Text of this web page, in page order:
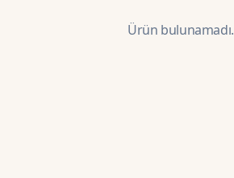
Ürün bulunamadı.